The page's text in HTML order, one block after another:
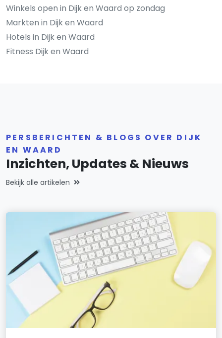
Winkels open in Dijk en Waard op zondag
Markten in Dijk en Waard
Hotels in Dijk en Waard
Fitness Dijk en Waard
PERSBERICHTEN & BLOGS OVER DIJK
EN WAARD
Inzichten, Updates & Nieuws
Bekijk alle artikelen